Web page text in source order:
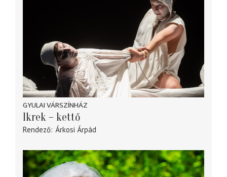
GYULAI VÁRSZÍNHÁZ
Ikrek – kettő
Rendező Árkosi Árpád